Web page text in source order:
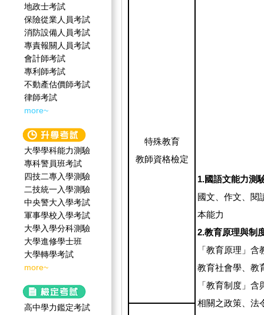
地政士考試
保險從業人員考試
消防設備人員考試
專責報關人員考試
會計師考試
專利師考試
不動產估價師考試
律師考試
more~
大學學科能力測驗
專科警員班考試
四技二專入學測驗
二技統一入學測驗
中央警大入學考試
軍事學校入學考試
大學入學分科測驗
大學進修學士班
大學轉學考試
more~
高中學力鑑定考試
1.國語文能力測
國文、作文、閱
本能力
2.教育原理與制
「教育原理」
教育社會學、教
「教育制度」
相關之政策、法
特殊教育
教師資格檢定